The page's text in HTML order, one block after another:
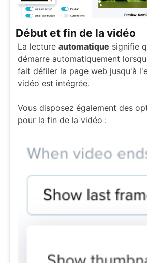
Début et fin de la vidéo
La lecture automatique signifie
démarre automatiquement
fait défiler la page web jusqu'à
vidéo est intégrée.
Vous disposez également des
pour la fin de la vidéo :